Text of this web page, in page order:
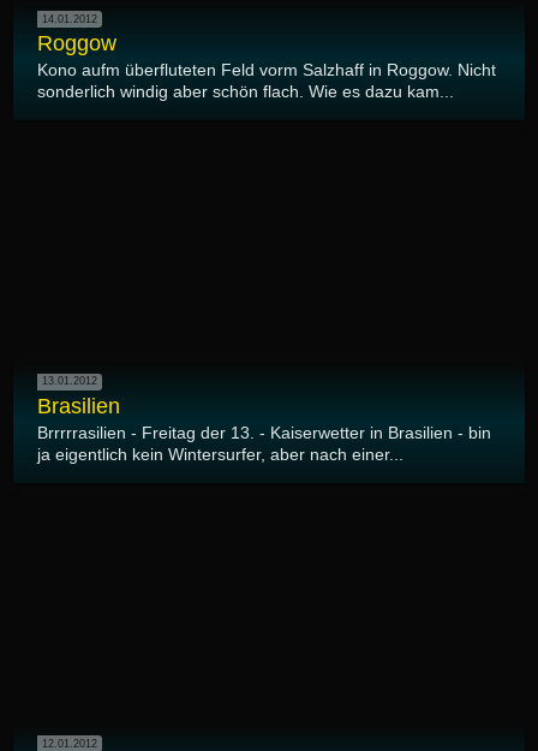
14.01.2012
Roggow
Kono aufm überfluteten Feld vorm Salzhaff in Roggow. Nicht
sonderlich windig aber schön flach. Wie es dazu kam...
13.01.2012
Brasilien
Brrrrrasilien - Freitag der 13. - Kaiserwetter in Brasilien - bin
ja eigentlich kein Wintersurfer, aber nach einer...
12.01.2012